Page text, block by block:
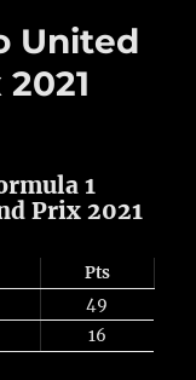
United
1
Prix 2021
Pts
49
16